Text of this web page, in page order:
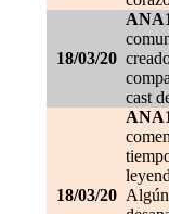
18/03/20
cast
18/03/20